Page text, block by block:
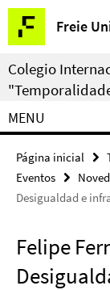
Springe
direkt
zu
Inhalt
Freie
de
navegación
Colegio
MENU
Página inicial
Eventos
Desigualdad e
Felipe